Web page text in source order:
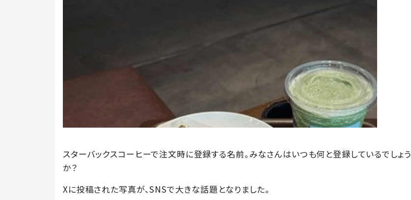
スターバックスコーヒーで注文時に登録する名前。みなさんはいつも何と登録しているでしょう
か？
Xに投稿された写真が、SNSで大きな話題となりました。